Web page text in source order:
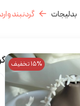
بدلیجات گردنبند
15% تخفیف